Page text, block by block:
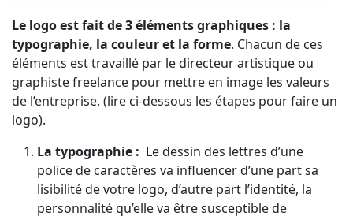
Le logo est fait de 3 éléments graphiques : la
typographie, la couleur et la forme. Chacun de ces
éléments est travaillé par le directeur artistique ou
graphiste freelance pour mettre en image les valeurs
de l’entreprise. (lire ci-dessous les étapes pour faire un
logo).
La typographie : Le dessin des lettres d’une
police de caractères va influencer d’une part sa
lisibilité de votre logo, d’autre part l’identité, la
personnalité qu’elle va être susceptible de